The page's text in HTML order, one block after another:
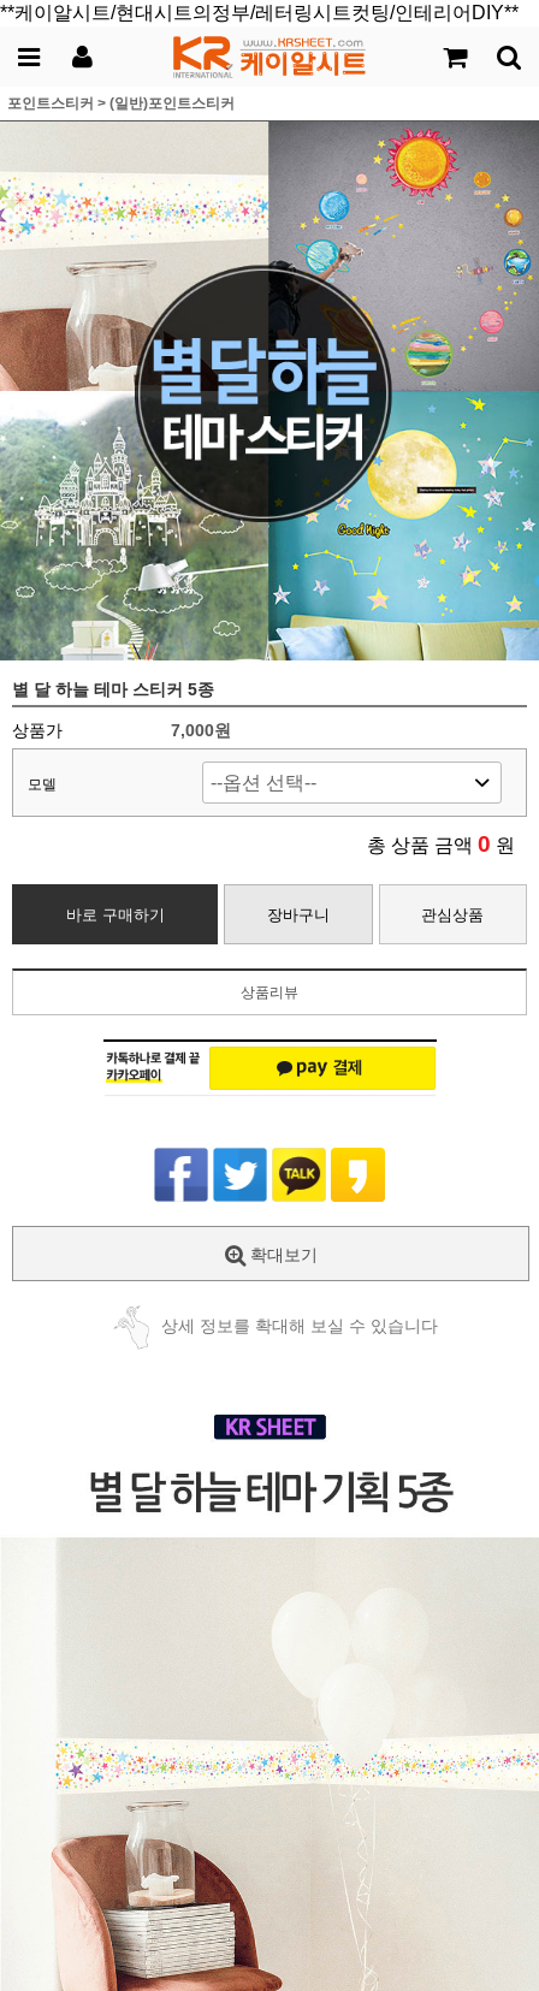
**케이알시트/현대시트의정부/레터링시트컷팅/인테리어DIY**
포인트스티커 > (일반)포인트스티커
별 달 하늘 테마 스티커 5종
상품가 7,000원
모델
총 상품 금액 0 원
바로 구매하기 장바구니 관심상품
상품리뷰
확대보기
상세 정보를 확대해 보실 수 있습니다